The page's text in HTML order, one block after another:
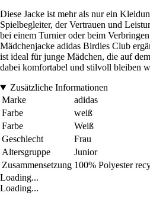
Diese Jacke ist mehr als nur ein
Spielbegleiter, der Vertrauen und
bei einem Turnier oder beim
Mädchenjacke adidas Birdies Club
ist ideal für junge Mädchen, die auf
dabei komfortabel und stilvoll bleiben
Zusätzliche Informationen
Marke
adidas
Farbe
weiß
Farbe
Weiß
Geschlecht
Frau
Altersgruppe
Junior
Zusammensetzung 100% Polyester
Loading...
Loading...